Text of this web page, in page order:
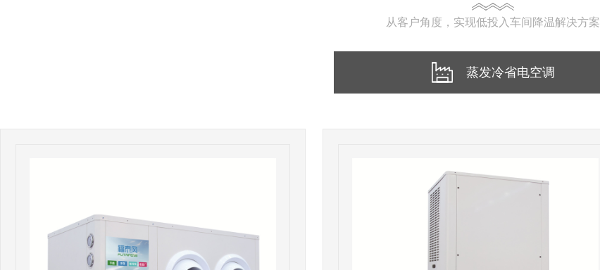
从客户角度，实现低投入车间降温解决方案
蒸发冷省电空调